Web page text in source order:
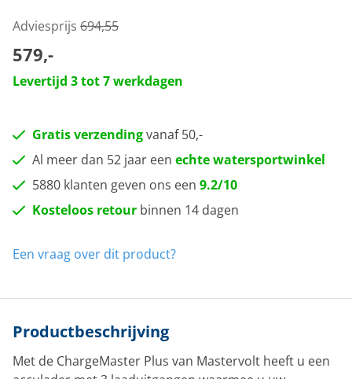
Adviesprijs 694,55
579,-
Levertijd 3 tot 7 werkdagen
Gratis verzendingvanaf 50,-
Al meer dan 52 jaar een echte watersportwinkel
5880 klanten geven ons een 9.2/10
Kosteloos retour binnen 14 dagen
Een vraag over dit product?
Productbeschrijving
Met de ChargeMaster Plus van Mastervolt heeft u een